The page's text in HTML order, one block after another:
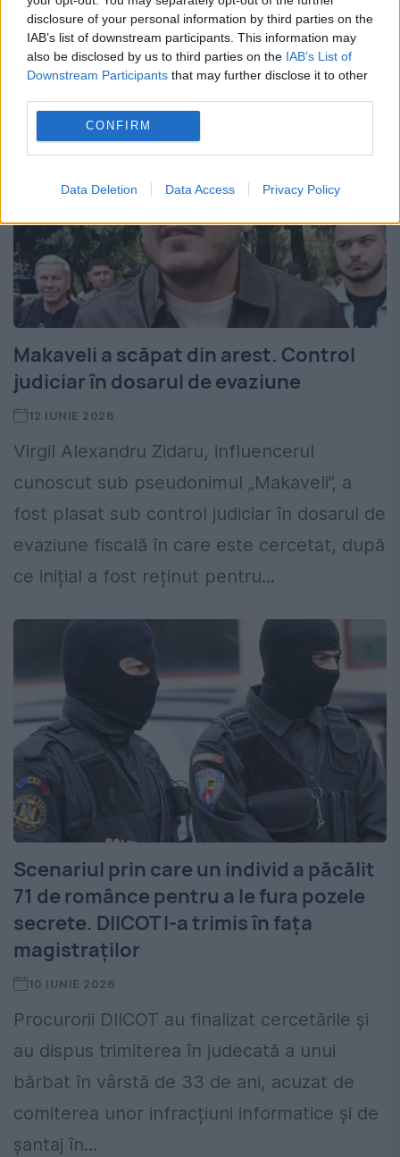
disclosure of your personal information by third parties on the
IAB’s list of downstream participants. This information may
also be disclosed by us to third parties on the IAB’s List of
Downstream Participants that may further disclose it to other
CONFIRM
Data Deletion Data Access Privacy Policy
crime de război comise în timpul conflictului
din 1999. Reținerile au loc...
Makaveli a scăpat din arest. Control
judiciar în dosarul de evaziune
12 IUNIE 2026
Virgil Alexandru Zidaru, influencerul
cunoscut sub pseudonimul „Makaveli”, a
fost plasat sub control judiciar în dosarul de
evaziune fiscală în care este cercetat, după
ce inițial a fost reținut pentru...
Scenariul prin care un individ a păcălit
71 de românce pentru a le fura pozele
secrete. DIICOT l-a trimis în fața
magistraților
10 IUNIE 2026
Procurorii DIICOT au finalizat cercetările și
au dispus trimiterea în judecată a unui
bărbat în vârstă de 33 de ani, acuzat de
comiterea unor infracțiuni informatice și de
șantaj în...